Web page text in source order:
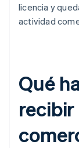
licencia y
actividad
Qué